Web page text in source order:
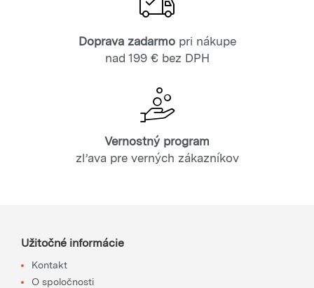
Doprava zadarmopri nákupe
nad 199 € bez DPH
Vernostný program
zľava pre verných zákazníkov
Užitočné informácie
Kontakt
O spoločnosti